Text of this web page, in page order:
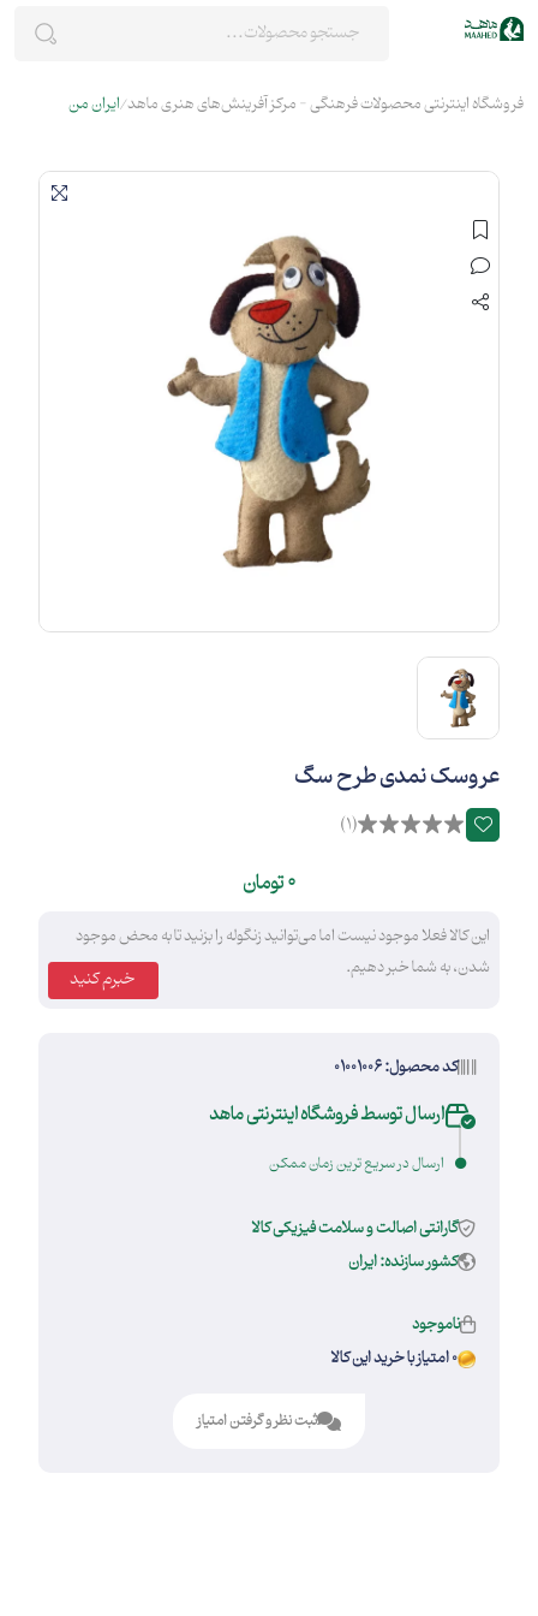
فروشگاه اینترنتی محصولات فرهنگی - مرکز آفرینش‌های هنری ماهد ایران من
عروسک نمدی طرح سگ
(1)
0تومان
این کالا فعلا موجود نیست اما می‌توانید زنگوله را بزنید تا به محض موجود
شدن، به شما خبر دهیم.
کد محصول: 01001006
ارسال توسط فروشگاه اینترنتی ماهد
ارسال در سریع ترین زمان ممکن
گارانتی اصالت و سلامت فیزیکی کالا
کشور سازنده: ایران
ناموجود
0 امتیاز با خرید این کالا
ثبت نظر و گرفتن امتیاز